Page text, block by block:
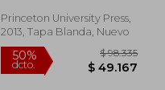
Princeton University Press,
2013, Tapa Blanda, Nuevo